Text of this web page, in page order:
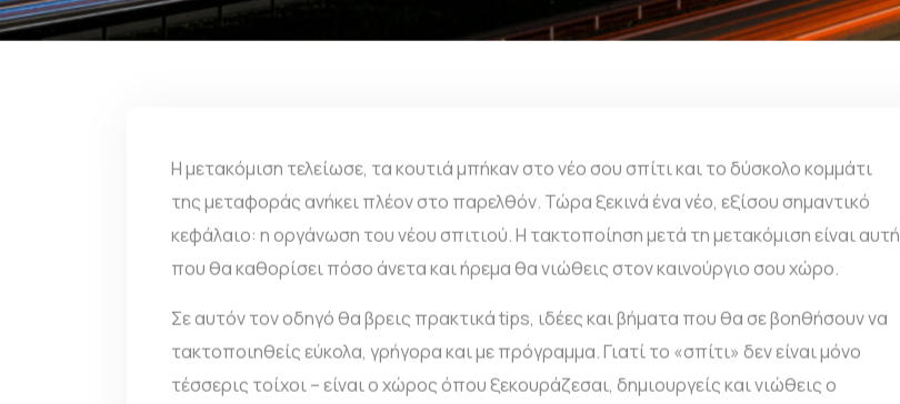
Η μετακόμιση τελείωσε, τα κουτιά μπήκαν στο νέο σου σπίτι και το δύσκολο κομμάτι
τηςμεταφοράς ανήκει πλέον στο παρελθόν. Τώρα ξεκινά ένα νέο, εξίσου σημαντικό
κεφάλαιο: η οργάνωση του νέου σπιτιού. Η τακτοποίηση μετά τη μετακόμιση είναι αυτή
που θα καθορίσει πόσο άνετα και ήρεμα θα νιώθεις στον καινούργιο σου χώρο.
Σε αυτόν τον οδηγό θα βρεις πρακτικά tips, ιδέες και βήματα που θα σε βοηθήσουν να
τακτοποιηθείς εύκολα, γρήγορα και με πρόγραμμα. Γιατί το «σπίτι» δεν είναι μόνο
τέσσερις τοίχοι – είναι ο χώρος όπου ξεκουράζεσαι, δημιουργείς και νιώθεις ο